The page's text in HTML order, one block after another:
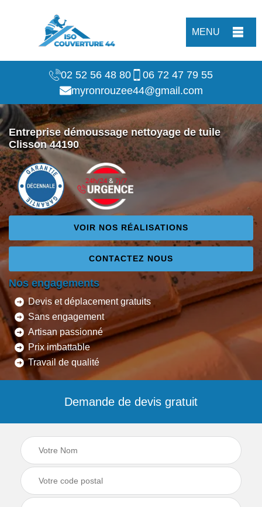
MENU
02 52 56 48 80
06 72 47 79 55
myronrouzee44@gmail.com
Entreprise démoussage nettoyage de tuile
Clisson 44190
VOIR NOS RÉALISATIONS
CONTACTEZ NOUS
Nos engagements
Devis et déplacement gratuits
Sans engagement
Artisan passionné
Prix imbattable
Travail de qualité
Demande de devis gratuit